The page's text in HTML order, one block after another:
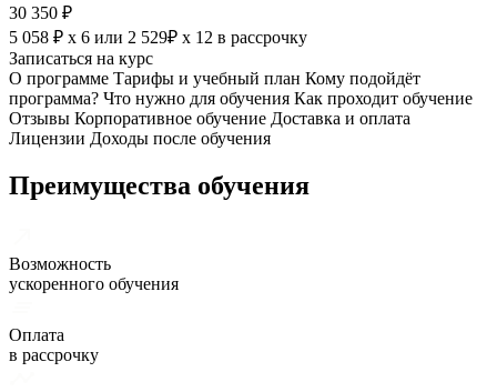
30 350 ₽
5 058 ₽ х 6 или 2 529₽ х 12 в рассрочку
Записаться на курс
О программе Тарифы и учебный план Кому подойдёт
программа? Что нужно для обучения Как проходит обучение
Отзывы Корпоративное обучение Доставка и оплата
Лицензии Доходы после обучения
Преимущества обучения
Возможность
ускоренного обучения
Оплата
в рассрочку